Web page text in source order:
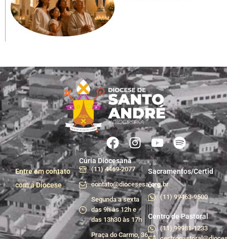
Entre em contato
com a Diocese
Cúria Diocesana
(11) 4469-2077
contato@diocesesa.org.br
Segunda a sexta
das 9h às 12h e
das 13h30 às 17h
Praça do Carmo, 36
Sacramentos/Certid
ões
(11) 99463-9500
Centro de Pastoral
(11) 99981-1233